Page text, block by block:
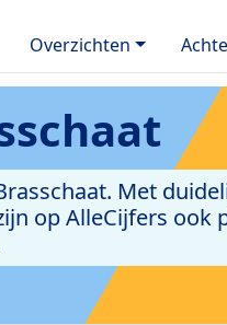
Overzichten
Met
op AlleCijfers ook